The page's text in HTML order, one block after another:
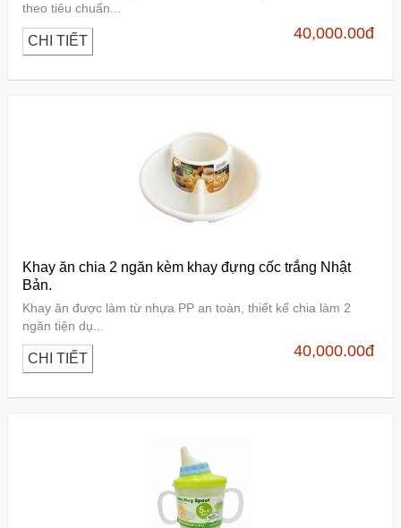
theo tiêu chuẩn...
CHI TIẾT 40,000.00đ
Khay ăn chia 2 ngăn kèm khay đựng cốc trắng Nhật
Bản.
Khay ăn được làm từ nhựa PP an toàn, thiết kế chia làm 2
ngăn tiện dụ...
CHI TIẾT 40,000.00đ